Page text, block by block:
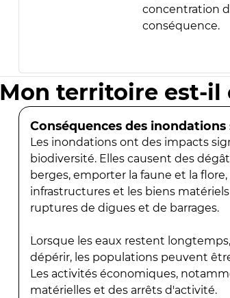
concentration
conséquence.
Mon territoire est-il
Conséquences des
Les inondations ont des impacts
biodiversité. Elles causent des
berges, emporter la faune et la
infrastructures et les biens
ruptures de digues et de barrages.
Lorsque les eaux restent
dépérir, les populations peuvent
Les activités économiques,
matérielles et des arrêts d'activité.